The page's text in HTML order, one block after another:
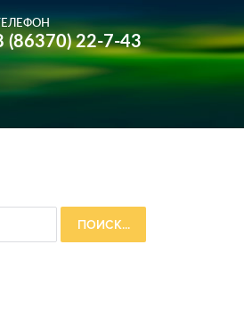
(86370) 22-7-43